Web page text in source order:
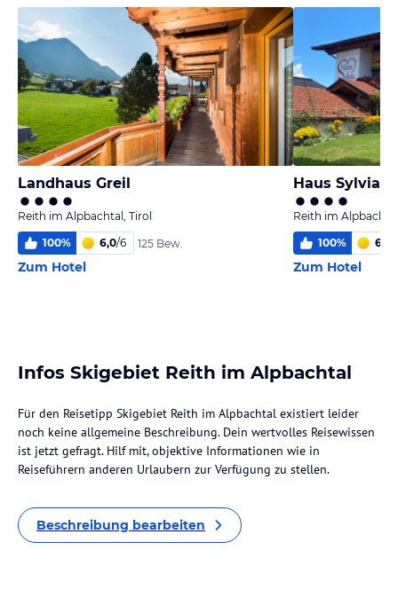
Landhaus Greil
Reith im Alpbachtal, Tirol
100% 6,0/6 125 Bew.
Zum Hotel
Haus Sylvia
Reith im
100% 6,0
Zum Hotel
Infos Skigebiet Reith im Alpbachtal
Für den Reisetipp Skigebiet Reith im Alpbachtal existiert leider
noch keine allgemeine Beschreibung. Dein wertvolles Reisewissen
ist jetzt gefragt. Hilf mit, objektive Informationen wie in
Reiseführern anderen Urlaubern zur Verfügung zu stellen.
Beschreibung bearbeiten